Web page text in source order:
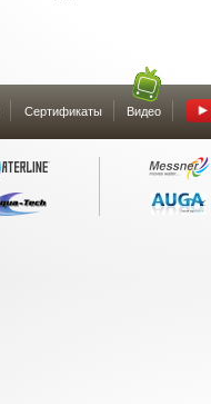
Сертификаты Видео